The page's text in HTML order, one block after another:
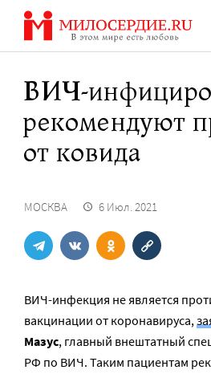
Перейти
содержанию
ВИЧ-
рекомендуют
от ковида
МОСКВА 6 Июл. 2021
ВИЧ-инфекция не является
вакцинации от коронавируса,
Мазус, главный внештатный
РФ по ВИЧ. Таким пациентам